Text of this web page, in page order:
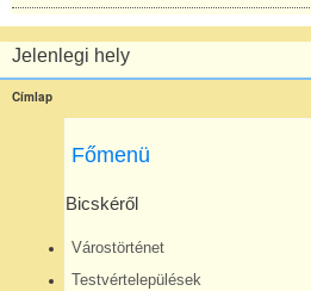
Jelenlegi hely
Címlap
Főmenü
Bicskéről
Várostörténet
Testvértelepülések